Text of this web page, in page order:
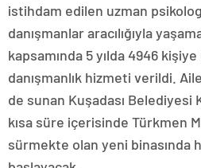
istihdam edilen uzman
danışmanlar aracılığıyla
kapsamında 5 yılda 4946
danışmanlık hizmeti verildi.
de sunan Kuşadası Belediyesi
kısa süre içerisinde Türkmen
sürmekte olan yeni binasında